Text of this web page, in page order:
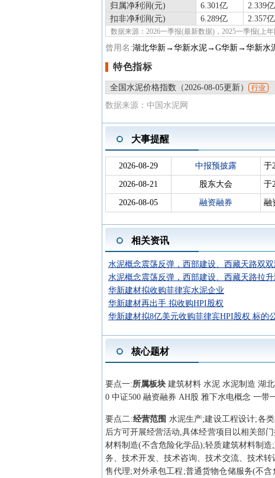
归属净利润(元)
6.301亿 2.339亿
扣非净利润(元)
6.289亿 2.357亿
数据来源：2026一季报(最新数据)，2025一季报(上
曾用名:湖北华新→华新水泥→G华新→华新水
特色指标
全国水泥价格指数（2026-08-05更新） 行业
数据来源：中国水泥网
大事提醒
2026-08-29 中报预披露 于
2026-08-21 股东大会 于
2026-08-05 融资融券 融
相关资讯
水泥概念震荡反弹，西部建设、西藏天路双
水泥概念震荡反弹，西部建设、西藏天路拉
华新建材拟收购菲律宾水泥企业
华新建材再出手 拟收购HPI股权
华新建材拟8亿美元收购菲律宾HPI股权 标的
核心题材
要点一:所属板块 建筑材料 水泥 水泥制造 湖
0 中证500 融资融券 AH股 雅下水电概念 一带
要点二:经营范围 水泥生产;建设工程设计;各
后方可开展经营活动,具体经营项目以相关部
材料制造(不含危险化学品);轻质建筑材料制
务、技术开发、技术咨询、技术交流、技术
售代理;对外承包工程;普通货物仓储服务(不